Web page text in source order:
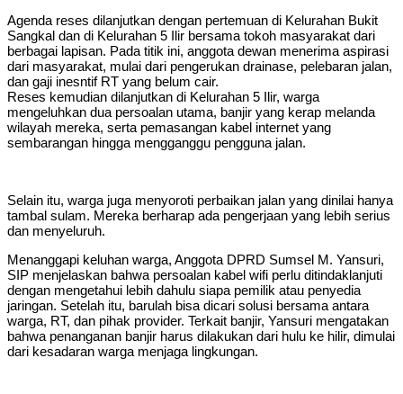
Agenda reses dilanjutkan dengan pertemuan di Kelurahan Bukit
Sangkal dan di Kelurahan 5 Ilir bersama tokoh masyarakat dari
berbagai lapisan. Pada titik ini, anggota dewan menerima aspirasi
dari masyarakat, mulai dari pengerukan drainase, pelebaran jalan,
dan gaji inesntif RT yang belum cair.
Reses kemudian dilanjutkan di Kelurahan 5 Ilir, warga
mengeluhkan dua persoalan utama, banjir yang kerap melanda
wilayah mereka, serta pemasangan kabel internet yang
sembarangan hingga mengganggu pengguna jalan.
Selain itu, warga juga menyoroti perbaikan jalan yang dinilai hanya
tambal sulam. Mereka berharap ada pengerjaan yang lebih serius
dan menyeluruh.
Menanggapi keluhan warga, Anggota DPRD Sumsel M. Yansuri,
SIP menjelaskan bahwa persoalan kabel wifi perlu ditindaklanjuti
dengan mengetahui lebih dahulu siapa pemilik atau penyedia
jaringan. Setelah itu, barulah bisa dicari solusi bersama antara
warga, RT, dan pihak provider. Terkait banjir, Yansuri mengatakan
bahwa penanganan banjir harus dilakukan dari hulu ke hilir, dimulai
dari kesadaran warga menjaga lingkungan.